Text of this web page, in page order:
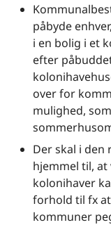
påbyde
i en bolig i et
efter
over for
mulighed,
Der skal i den
hjemmel til,
kolonihaver
forhold til fx
kommuner